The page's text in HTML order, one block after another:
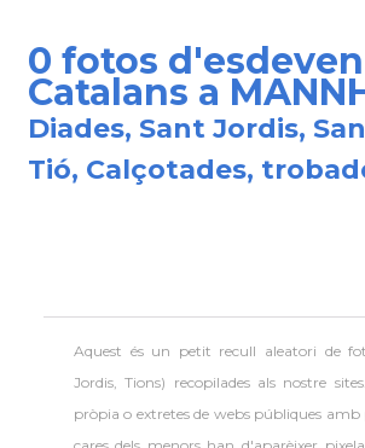
0 fotos
Catalans a
Diades, Sant Jordis,
Tió, Calçotades,
Aquest és un petit recull aleatori de
Jordis, Tions) recopilades als nostre
pròpia o extretes de webs públiques